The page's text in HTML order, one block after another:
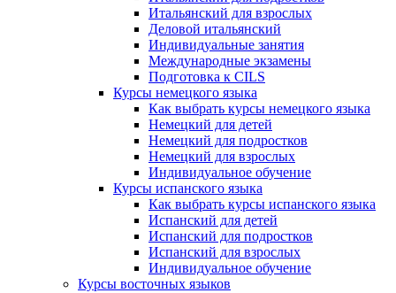
Итальянский для взрослых
Деловой итальянский
Индивидуальные занятия
Международные экзамены
Подготовка к CILS
Курсы немецкого языка
Как выбрать курсы немецкого языка
Немецкий для детей
Немецкий для подростков
Немецкий для взрослых
Индивидуальное обучение
Курсы испанского языка
Как выбрать курсы испанского языка
Испанский для детей
Испанский для подростков
Испанский для взрослых
Индивидуальное обучение
Курсы восточных языков